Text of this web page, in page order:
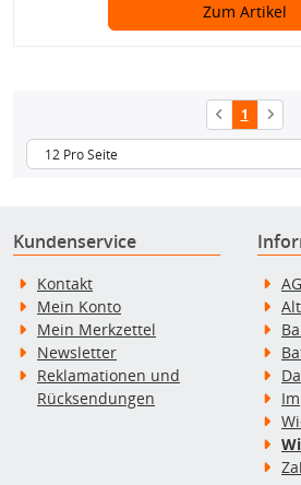
Zum Artikel
1
Kundenservice
Kontakt
Mein Konto
Mein Merkzettel
Newsletter
Reklamationen und
Rücksendungen